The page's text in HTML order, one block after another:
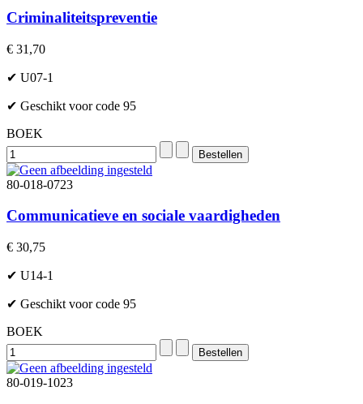
Criminaliteitspreventie
€ 31,70
✔ U07-1
✔ Geschikt voor code 95
BOEK
80-018-0723
Communicatieve en sociale vaardigheden
€ 30,75
✔ U14-1
✔ Geschikt voor code 95
BOEK
80-019-1023